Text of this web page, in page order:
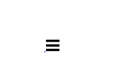
navigasjon